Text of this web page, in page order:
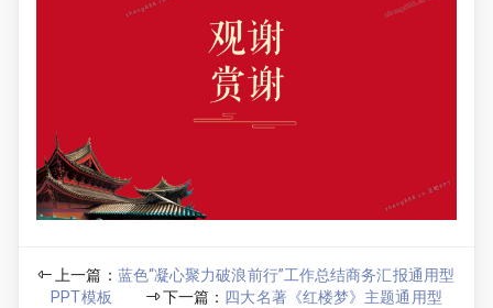
上一篇： 蓝色“凝心聚力破浪前行”工作总结商务汇报通用型
PPT模板
下一篇： 四大名著《红楼梦》主题通用型